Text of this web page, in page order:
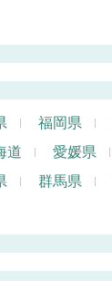
福岡県
道 愛媛県
群馬県